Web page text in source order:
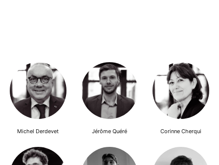
Michel Derdevet Jérôme Quéré Corinne Cherqui